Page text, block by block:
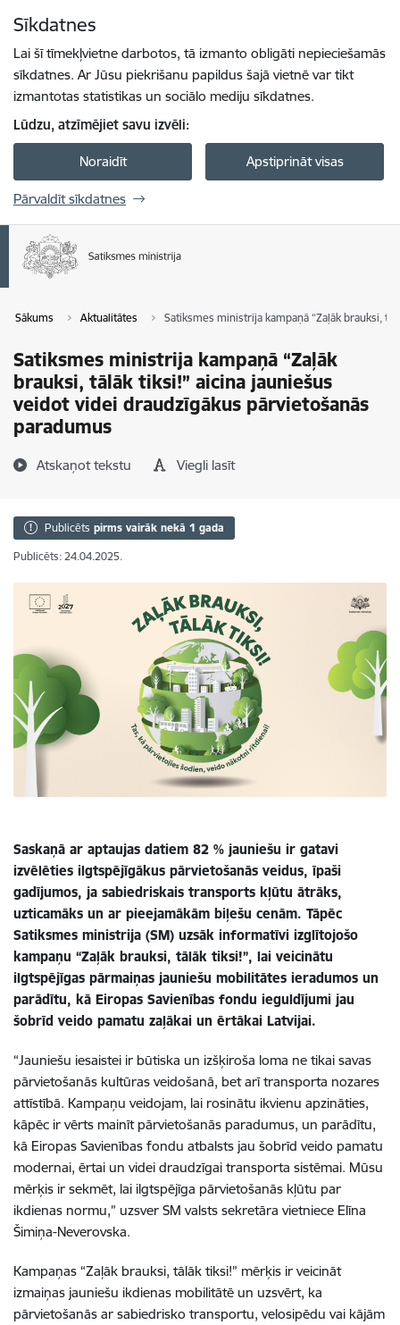
Sīkdatnes
Lai šī tīmekļvietne darbotos, tā izmanto obligāti nepieciešamās
sīkdatnes. Ar Jūsu piekrišanu papildus šajā vietnē var tikt
izmantotas statistikas un sociālo mediju sīkdatnes.
Lūdzu, atzīmējiet savu izvēli:
Noraidīt Apstiprināt visas
Pārvaldīt sīkdatnes
Sākums Aktualitātes Satiksmes ministrija kampaņā “Zaļāk brauksi,
Satiksmes ministrija kampaņā “Zaļāk
brauksi, tālāk tiksi!” aicina jauniešus
veidot videi draudzīgākus pārvietošanās
paradumus
Atskaņot tekstu Viegli lasīt
Publicēts pirms vairāk nekā 1 gada
Publicēts: 24.04.2025.
Saskaņā ar aptaujas datiem 82 % jauniešu ir gatavi
izvēlēties ilgtspējīgākus pārvietošanās veidus, īpaši
gadījumos, ja sabiedriskais transports kļūtu ātrāks,
uzticamāks un ar pieejamākām biļešu cenām. Tāpēc
Satiksmes ministrija (SM) uzsāk informatīvi izglītojošo
kampaņu “Zaļāk brauksi, tālāk tiksi!”, lai veicinātu
ilgtspējīgas pārmaiņas jauniešu mobilitātes ieradumos un
parādītu, kā Eiropas Savienības fondu ieguldījumi jau
šobrīd veido pamatu zaļākai un ērtākai Latvijai.
“Jauniešu iesaistei ir būtiska un izšķiroša loma ne tikai savas
pārvietošanās kultūras veidošanā, bet arī transporta nozares
attīstībā. Kampaņu veidojam, lai rosinātu ikvienu apzināties,
kāpēc ir vērts mainīt pārvietošanās paradumus, un parādītu,
kā Eiropas Savienības fondu atbalsts jau šobrīd veido pamatu
modernai, ērtai un videi draudzīgai transporta sistēmai. Mūsu
mērķis ir sekmēt, lai ilgtspējīga pārvietošanās kļūtu par
ikdienas normu,” uzsver SM valsts sekretāra vietniece Elīna
Šimiņa-Neverovska.
Kampaņas “Zaļāk brauksi, tālāk tiksi!” mērķis ir veicināt
izmaiņas jauniešu ikdienas mobilitātē un uzsvērt, ka
pārvietošanās ar sabiedrisko transportu, velosipēdu vai kājām